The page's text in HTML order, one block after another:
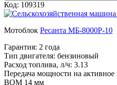
Код: 109319
Мотоблок Ресанта МБ-8000P-10
Гарантия: 2 года
Тип двигателя: бензиновый
Расход топлива, л/ч: 3.13
Передача мощности на активное
ВОМ 14 мм